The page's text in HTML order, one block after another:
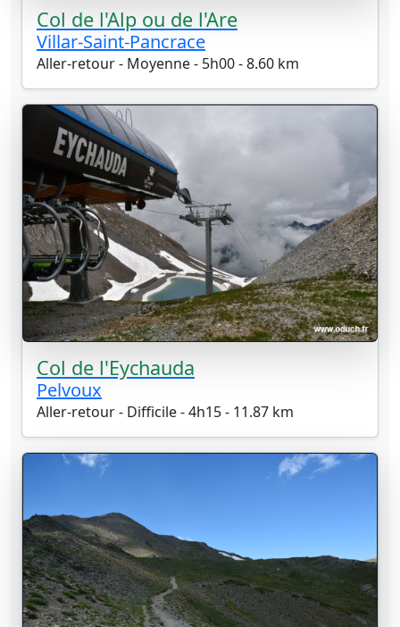
Col de l'Alp ou de l'Are
Villar-Saint-Pancrace
Aller-retour - Moyenne - 5h00 - 8.60 km
Col de l'Eychauda
Pelvoux
Aller-retour - Difficile - 4h15 - 11.87 km